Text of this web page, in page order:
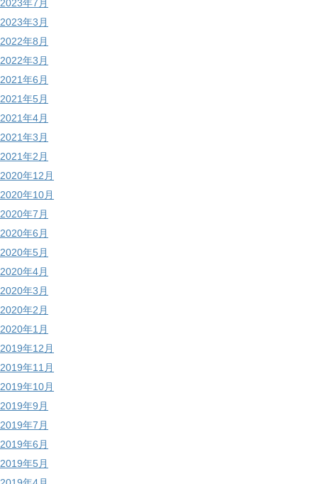
2023年7月
2023年3月
2022年8月
2022年3月
2021年6月
2021年5月
2021年4月
2021年3月
2021年2月
2020年12月
2020年10月
2020年7月
2020年6月
2020年5月
2020年4月
2020年3月
2020年2月
2020年1月
2019年12月
2019年11月
2019年10月
2019年9月
2019年7月
2019年6月
2019年5月